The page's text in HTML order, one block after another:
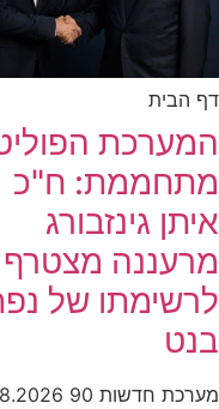
הפוליטית
ח"כ
גינזבורג
מצטרף
של נפתלי
חדשות 90
06.08.2026